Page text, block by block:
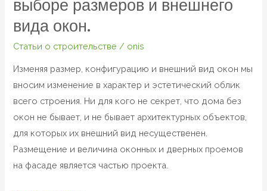
выборе размеров и внешнего
вида окон.
Статьи о строительстве / onis
Изменяя размер, конфигурацию и внешний вид окон мы
вносим изменение в характер и эстетический облик
всего строения. Ни для кого не секрет, что дома без
окон не бывает, и не бывает архитектурных объектов,
для которых их внешний вид несущественен.
Размещение и величина оконных и дверных проемов
на фасаде является частью проекта.